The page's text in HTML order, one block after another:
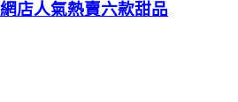
店人氣熱賣六款甜品